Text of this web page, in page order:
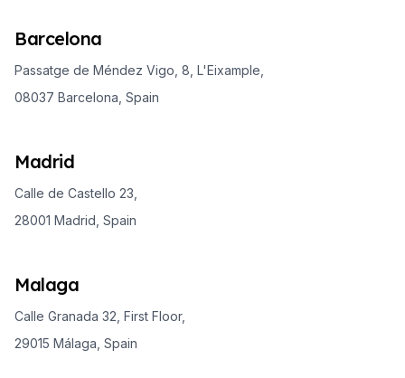
Barcelona
Passatge de Méndez Vigo, 8, L'Eixample,
08037 Barcelona, Spain
Madrid
Calle de Castello 23,
28001 Madrid, Spain
Malaga
Calle Granada 32, First Floor,
29015 Málaga, Spain